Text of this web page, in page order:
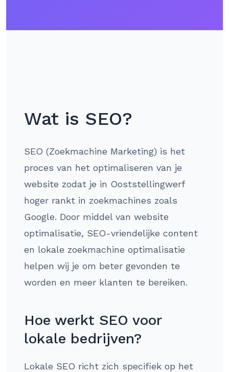
Wat is SEO?
SEO (Zoekmachine Marketing) is het
proces van het optimaliseren van je
website zodat je in Ooststellingwerf
hoger rankt in zoekmachines zoals
Google. Door middel van website
optimalisatie, SEO-vriendelijke content
en lokale zoekmachine optimalisatie
helpen wij je om beter gevonden te
worden en meer klanten te bereiken.
Hoe werkt SEO voor
lokale bedrijven?
Lokale SEO richt zich specifiek op het